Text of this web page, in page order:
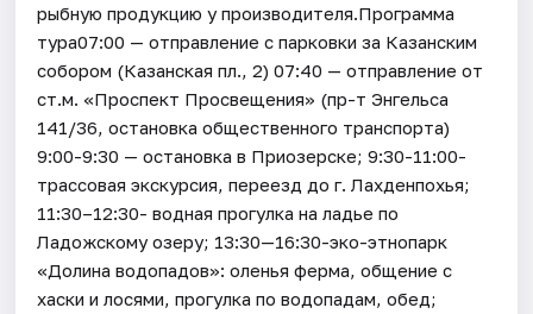
рыбную продукцию у производителя.Программа
тура07:00 — отправление с парковки за Казанским
собором (Казанская пл., 2) 07:40 — отправление от
ст.м. «Проспект Просвещения» (пр-т Энгельса
141/36, остановка общественного транспорта)
9:00-9:30 — остановка в Приозерске; 9:30-11:00-
трассовая экскурсия, переезд до г. Лахденпохья;
11:30–12:30- водная прогулка на ладье по
Ладожскому озеру; 13:30—16:30-эко-этнопарк
«Долина водопадов»: оленья ферма, общение с
хаски и лосями, прогулка по водопадам, обед;